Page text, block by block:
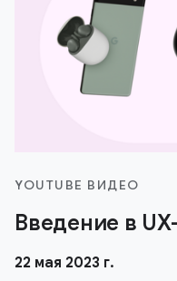
YOUTUBE ВИДЕО
Введение в
22 мая 2023 г.